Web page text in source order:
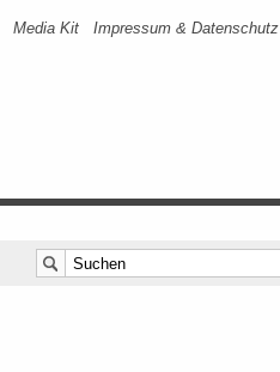
Media Kit Impressum & Datenschutz